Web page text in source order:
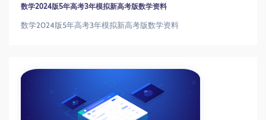
数学2024版5年高考3年模拟新高考版数学资料
数学2024版5年高考3年模拟新高考版数学资料